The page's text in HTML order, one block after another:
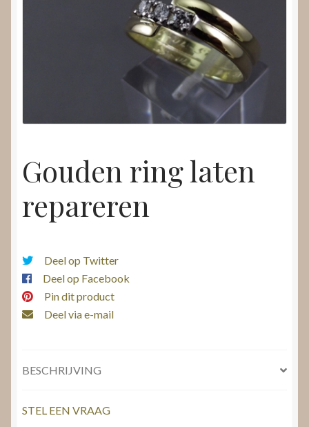
Submenu
uitvouwen
Gouden ring laten
repareren
Deel op Twitter
Deel op Facebook
Pin dit product
Deel via e-mail
BESCHRIJVING
STEL EEN VRAAG